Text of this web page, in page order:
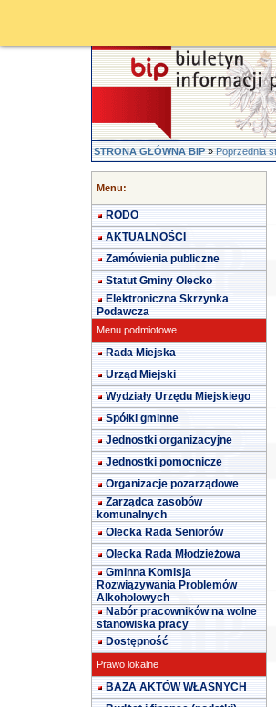
STRONA GŁÓWNA BIP»Poprzednia
Menu:
RODO
AKTUALNOŚCI
Zamówienia publiczne
Statut Gminy Olecko
Elektroniczna Skrzynka
Podawcza
Menu podmiotowe
Rada Miejska
Urząd Miejski
Wydziały Urzędu Miejskiego
Spółki gminne
Jednostki organizacyjne
Jednostki pomocnicze
Organizacje pozarządowe
Zarządca zasobów
komunalnych
Olecka Rada Seniorów
Olecka Rada Młodzieżowa
Gminna Komisja
Rozwiązywania Problemów
Alkoholowych
Nabór pracowników na wolne
stanowiska pracy
Dostępność
Prawo lokalne
BAZA AKTÓW WŁASNYCH